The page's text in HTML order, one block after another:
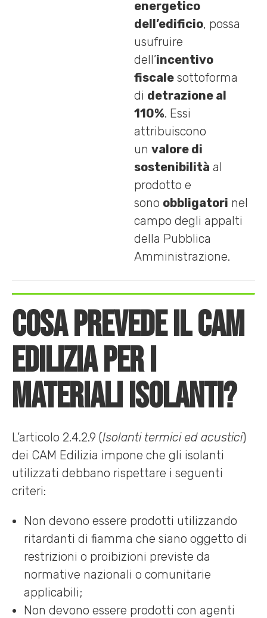
energetico
dell’edificio, possa
usufruire
dell’incentivo
fiscale sottoforma
di detrazione al
110%. Essi
attribuiscono
un valore di
sostenibilità al
prodotto e
sono obbligatori nel
campo degli appalti
della Pubblica
Amministrazione.
Cosa prevede il CAM
Edilizia per i
materiali isolanti?
L’articolo 2.4.2.9 (Isolanti termici ed acustici)
dei CAM Edilizia impone che gli isolanti
utilizzati debbano rispettare i seguenti
criteri:
Non devono essere prodotti utilizzando
ritardanti di fiamma che siano oggetto di
restrizioni o proibizioni previste da
normative nazionali o comunitarie
applicabili;
Non devono essere prodotti con agenti